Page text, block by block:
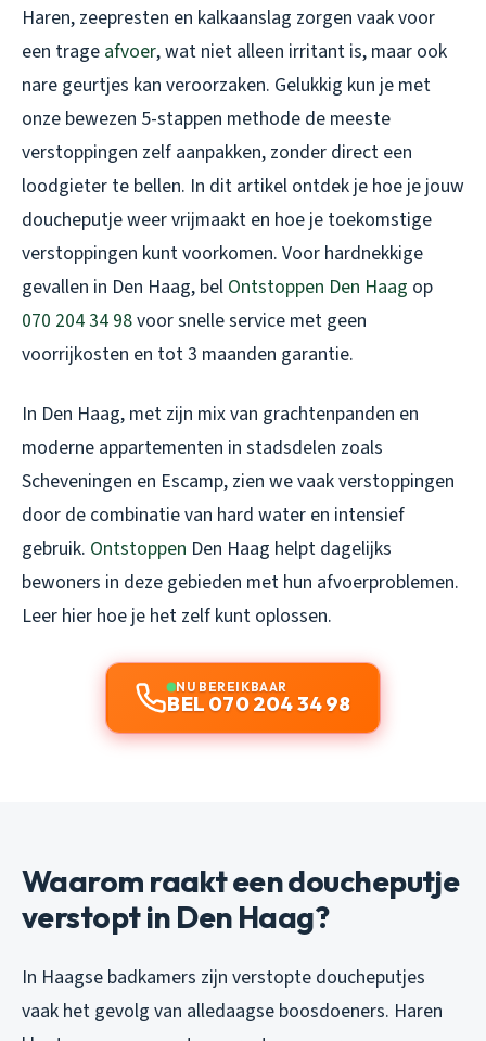
Haren, zeepresten en kalkaanslag zorgen vaak voor
een trage afvoer, wat niet alleen irritant is, maar ook
nare geurtjes kan veroorzaken. Gelukkig kun je met
onze bewezen 5-stappen methode de meeste
verstoppingen zelf aanpakken, zonder direct een
loodgieter te bellen. In dit artikel ontdek je hoe je jouw
doucheputje weer vrijmaakt en hoe je toekomstige
verstoppingen kunt voorkomen. Voor hardnekkige
gevallen in Den Haag, bel Ontstoppen Den Haag op
070 204 34 98voor snelle service met geen
voorrijkosten en tot 3 maanden garantie.
In Den Haag, met zijn mix van grachtenpanden en
moderne appartementen in stadsdelen zoals
Scheveningen en Escamp, zien we vaak verstoppingen
door de combinatie van hard water en intensief
gebruik. Ontstoppen Den Haag helpt dagelijks
bewoners in deze gebieden met hun afvoerproblemen.
Leer hier hoe je het zelf kunt oplossen.
NU BEREIKBAAR
BEL 070 204 34 98
Waarom raakt een doucheputje
verstopt in Den Haag?
In Haagse badkamers zijn verstopte doucheputjes
vaak het gevolg van alledaagse boosdoeners. Haren